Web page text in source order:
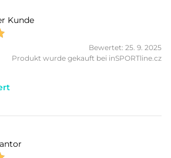
Kunde
Bewertet: 25. 9. 2025
Produkt wurde gekauft bei inSPORTline.cz